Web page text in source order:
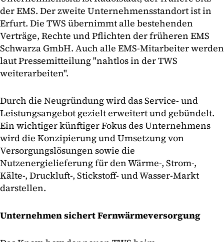
der EMS. Der zweite Unternehmensstandort ist in
Erfurt. Die TWS übernimmt alle bestehenden
Verträge, Rechte und Pflichten der früheren EMS
Schwarza GmbH. Auch alle EMS-Mitarbeiter werden
laut Pressemitteilung "nahtlos in der TWS
weiterarbeiten".
Durch die Neugründung wird das Service- und
Leistungsangebot gezielt erweitert und gebündelt.
Ein wichtiger künftiger Fokus des Unternehmens
wird die Konzipierung und Umsetzung von
Versorgungslösungen sowie die
Nutzenergielieferung für den Wärme-, Strom-,
Kälte-, Druckluft-, Stickstoff- und Wasser-Markt
darstellen.
Unternehmen sichert Fernwärmeversorgung